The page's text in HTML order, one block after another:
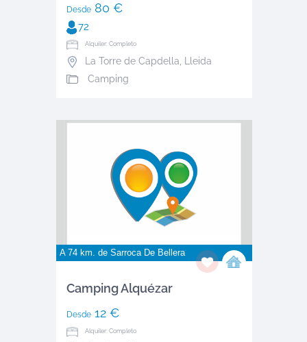
Desde80 €
72
Alquiler: Completo
La Torre de Capdella, Lleida
Camping
A 74 km. de Sarroca De Bellera
Camping Alquézar
Desde12 €
Alquiler: Completo